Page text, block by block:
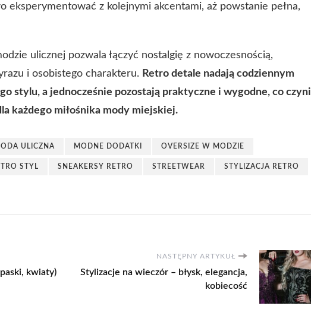
eksperymentować z kolejnymi akcentami, aż powstanie pełna,
ulicznej pozwala łączyć nostalgię z nowoczesnością,
i osobistego charakteru. Retro detale nadają codziennym
stylu, a jednocześnie pozostają praktyczne i wygodne, co czyni
każdego miłośnika mody miejskiej.
ULICZNA MODNE DODATKI OVERSIZE W MODZIE
STYL SNEAKERSY RETRO STREETWEAR STYLIZACJA RETRO
kwiaty)
NASTĘPNY ARTYKUŁ
Stylizacje na wieczór – błysk, elegancja,
kobiecość